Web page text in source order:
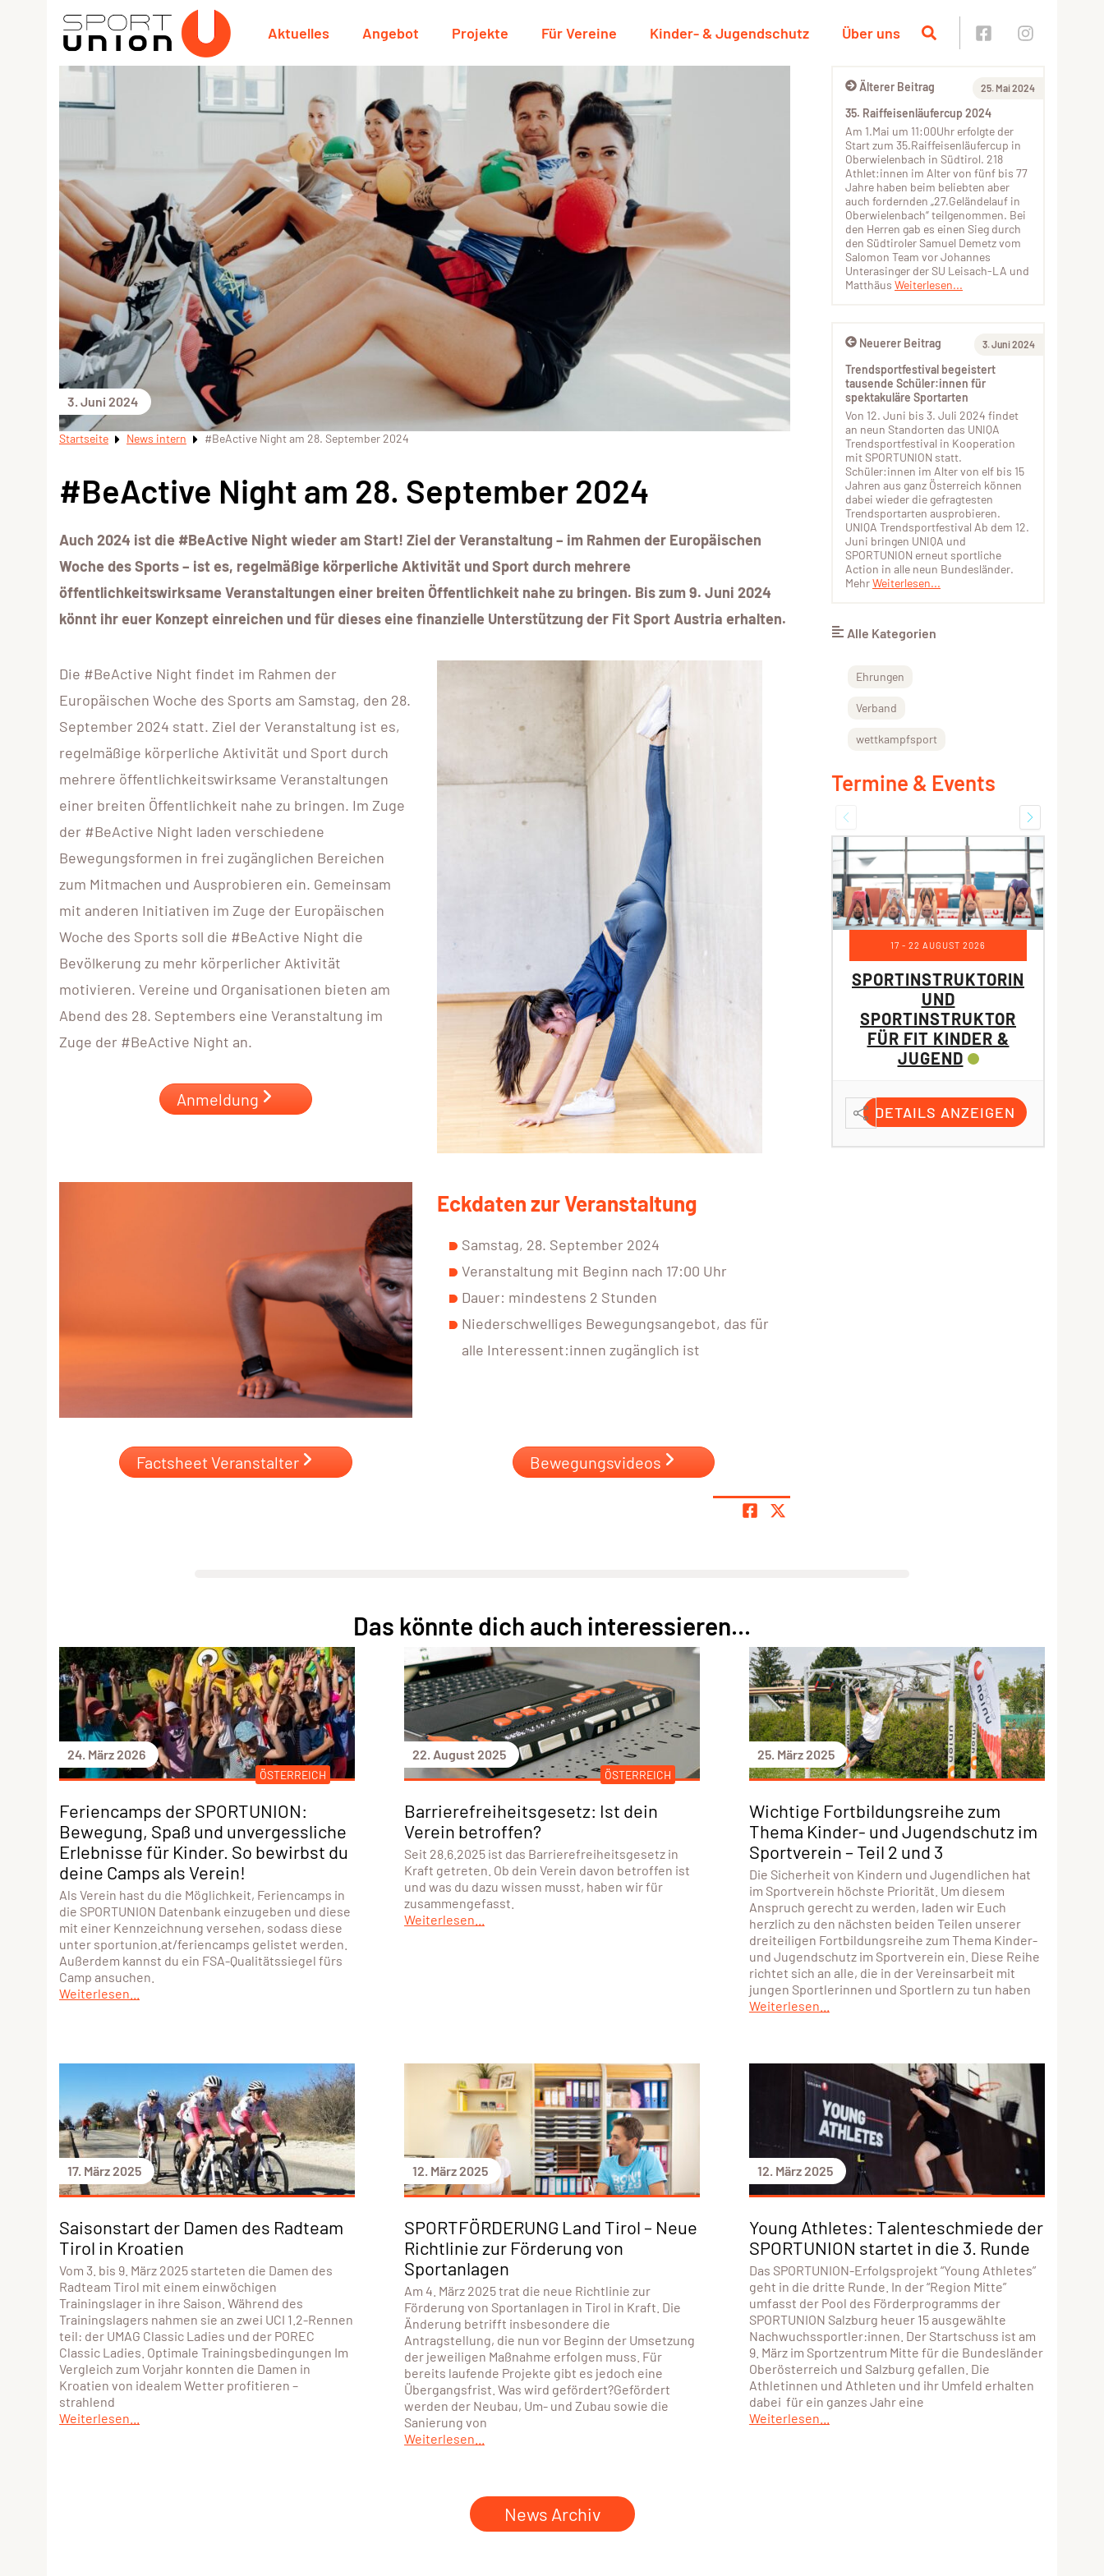
Aktuelles Angebot Projekte Für Vereine Kinder- & Jugendschutz Über uns
3. Juni 2024
Startseite News intern #BeActive Night am 28. September 2024
#BeActive Night am 28. September 2024
Auch 2024 ist die #BeActive Night wieder am Start! Ziel der Veranstaltung – im Rahmen der Europäischen
Woche des Sports – ist es, regelmäßige körperliche Aktivität und Sport durch mehrere
öffentlichkeitswirksame Veranstaltungen einer breiten Öffentlichkeit nahe zu bringen. Bis zum 9. Juni 2024
könnt ihr euer Konzept einreichen und für dieses eine finanzielle Unterstützung der Fit Sport Austria erhalten.
Die #BeActive Night findet im Rahmen der
Europäischen Woche des Sports am Samstag, den 28.
September 2024 statt. Ziel der Veranstaltung ist es,
regelmäßige körperliche Aktivität und Sport durch
mehrere öffentlichkeitswirksame Veranstaltungen
einer breiten Öffentlichkeit nahe zu bringen. Im Zuge
der #BeActive Night laden verschiedene
Bewegungsformen in frei zugänglichen Bereichen
zum Mitmachen und Ausprobieren ein. Gemeinsam
mit anderen Initiativen im Zuge der Europäischen
Woche des Sports soll die #BeActive Night die
Bevölkerung zu mehr körperlicher Aktivität
motivieren. Vereine und Organisationen bieten am
Abend des 28. Septembers eine Veranstaltung im
Zuge der #BeActive Night an.
Anmeldung
Eckdaten zur Veranstaltung
Samstag, 28. September 2024
Veranstaltung mit Beginn nach 17:00 Uhr
Dauer: mindestens 2 Stunden
Niederschwelliges Bewegungsangebot, das für
alle Interessent:innen zugänglich ist
Factsheet Veranstalter Bewegungsvideos
Älterer Beitrag 25. Mai 2024
35. Raiffeisenläufercup 2024
Am 1.Mai um 11:00Uhr erfolgte der
Start zum 35.Raiffeisenläufercup in
Oberwielenbach in Südtirol. 218
Athlet:innen im Alter von fünf bis 77
Jahre haben beim beliebten aber
auch fordernden „27.Geländelauf in
Oberwielenbach“ teilgenommen. Bei
den Herren gab es einen Sieg durch
den Südtiroler Samuel Demetz vom
Salomon Team vor Johannes
Unterasinger der SU Leisach-LA und
Matthäus Weiterlesen...
Neuerer Beitrag 3. Juni 2024
Trendsportfestival begeistert
tausende Schüler:innen für
spektakuläre Sportarten
Von 12. Juni bis 3. Juli 2024 findet
an neun Standorten das UNIQA
Trendsportfestival in Kooperation
mit SPORTUNION statt.
Schüler:innen im Alter von elf bis 15
Jahren aus ganz Österreich können
dabei wieder die gefragtesten
Trendsportarten ausprobieren.
UNIQA Trendsportfestival Ab dem 12.
Juni bringen UNIQA und
SPORTUNION erneut sportliche
Action in alle neun Bundesländer.
MehrWeiterlesen...
Alle Kategorien
Ehrungen
Verband
wettkampfsport
Termine & Events
17 - 22 AUGUST 2026
SPORTINSTRUKTORIN
UND
SPORTINSTRUKTOR
FÜR FIT KINDER &
JUGEND
DETAILS ANZEIGEN
Das könnte dich auch interessieren...
24. März 2026
ÖSTERREICH
Feriencamps der SPORTUNION:
Bewegung, Spaß und unvergessliche
Erlebnisse für Kinder. So bewirbst du
deine Camps als Verein!
Als Verein hast du die Möglichkeit, Feriencamps in
die SPORTUNION Datenbank einzugeben und diese
mit einer Kennzeichnung versehen, sodass diese
unter sportunion.at/feriencamps gelistet werden.
Außerdem kannst du ein FSA-Qualitätssiegel fürs
Camp ansuchen.
Weiterlesen...
22. August 2025
ÖSTERREICH
Barrierefreiheitsgesetz: Ist dein
Verein betroffen?
Seit 28.6.2025 ist das Barrierefreiheitsgesetz in
Kraft getreten. Ob dein Verein davon betroffen ist
und was du dazu wissen musst, haben wir für
zusammengefasst.
Weiterlesen...
25. März 2025
Wichtige Fortbildungsreihe zum
Thema Kinder- und Jugendschutz im
Sportverein – Teil 2 und 3
Die Sicherheit von Kindern und Jugendlichen hat
im Sportverein höchste Priorität. Um diesem
Anspruch gerecht zu werden, laden wir Euch
herzlich zu den nächsten beiden Teilen unserer
dreiteiligen Fortbildungsreihe zum Thema Kinder-
und Jugendschutz im Sportverein ein. Diese Reihe
richtet sich an alle, die in der Vereinsarbeit mit
jungen Sportlerinnen und Sportlern zu tun haben
Weiterlesen...
17. März 2025
Saisonstart der Damen des Radteam
Tirol in Kroatien
Vom 3. bis 9. März 2025 starteten die Damen des
Radteam Tirol mit einem einwöchigen
Trainingslager in ihre Saison. Während des
Trainingslagers nahmen sie an zwei UCI 1.2-Rennen
teil: der UMAG Classic Ladies und der POREC
Classic Ladies. Optimale Trainingsbedingungen Im
Vergleich zum Vorjahr konnten die Damen in
Kroatien von idealem Wetter profitieren –
strahlend
Weiterlesen...
12. März 2025
SPORTFÖRDERUNG Land Tirol – Neue
Richtlinie zur Förderung von
Sportanlagen
Am 4. März 2025 trat die neue Richtlinie zur
Förderung von Sportanlagen in Tirol in Kraft. Die
Änderung betrifft insbesondere die
Antragstellung, die nun vor Beginn der Umsetzung
der jeweiligen Maßnahme erfolgen muss. Für
bereits laufende Projekte gibt es jedoch eine
Übergangsfrist. Was wird gefördert?Gefördert
werden der Neubau, Um- und Zubau sowie die
Sanierung von
Weiterlesen...
12. März 2025
Young Athletes: Talenteschmiede der
SPORTUNION startet in die 3. Runde
Das SPORTUNION-Erfolgsprojekt “Young Athletes”
geht in die dritte Runde. In der “Region Mitte”
umfasst der Pool des Förderprogramms der
SPORTUNION Salzburg heuer 15 ausgewählte
Nachwuchssportler:innen. Der Startschuss ist am
9. März im Sportzentrum Mitte für die Bundesländer
Oberösterreich und Salzburg gefallen. Die
Athletinnen und Athleten und ihr Umfeld erhalten
dabei für ein ganzes Jahr eine
Weiterlesen...
News Archiv